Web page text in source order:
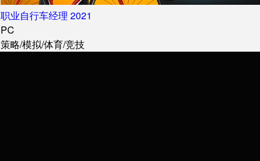
职业自行车经理 2021
PC
策略/模拟/体育/竞技